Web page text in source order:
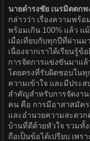
นายดำรงชัย เนรมิตตก
กล่าวว่า เรื่องความพร้
พร้อมเกิน 100% แล้ว แ
เมื่อเทียบกับทุกปีที่ผ่านม
เนื่องจากเราได้เรียนรู้
การจัดการแข่งขันมาแล้
โดยตรงที่รับผิดชอบใน
ความเข้าใจ และมีประ
สำคัญสำหรับการจัดงา
คน คือ การมีอาสาสมัค
และอำนวยความสะดวก
บ้านที่ดีด้วยหัวใจ รวมทั้
ถือเป็นข้อได้เปรียบ เพร